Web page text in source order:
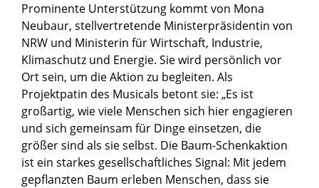
Prominente Unterstützung kommt von Mona
Neubaur, stellvertretende Ministerpräsidentin von
NRW und Ministerin für Wirtschaft, Industrie,
Klimaschutz und Energie. Sie wird persönlich vor
Ort sein, um die Aktion zu begleiten. Als
Projektpatin des Musicals betont sie: „Es ist
großartig, wie viele Menschen sich hier engagieren
und sich gemeinsam für Dinge einsetzen, die
größer sind als sie selbst. Die Baum-Schenkaktion
ist ein starkes gesellschaftliches Signal: Mit jedem
gepflanzten Baum erleben Menschen, dass sie